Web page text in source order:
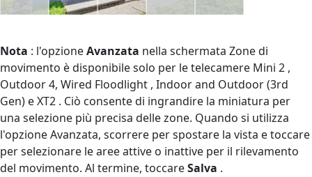
Nota : l'opzioneAvanzata nella schermata Zone di
movimento è disponibile solo per le telecamere Mini 2 ,
Outdoor 4, Wired Floodlight , Indoor and Outdoor (3rd
Gen) e XT2 . Ciò consente di ingrandire la miniatura per
una selezione più precisa delle zone. Quando si utilizza
l'opzione Avanzata, scorrere per spostare la vista e toccare
per selezionare le aree attive o inattive per il rilevamento
del movimento. Al termine, toccareSalva .